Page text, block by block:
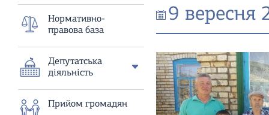
Нормативно-
правова база
Депутатська
діяльність
Прийом громадян
9 вересня